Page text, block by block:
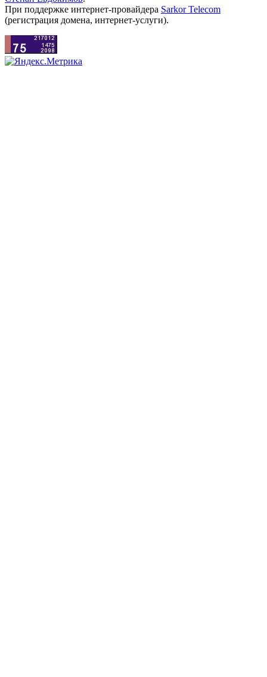
При поддержке интернет-провайдера Sarkor Telecom
(регистрация домена, интернет-услуги).